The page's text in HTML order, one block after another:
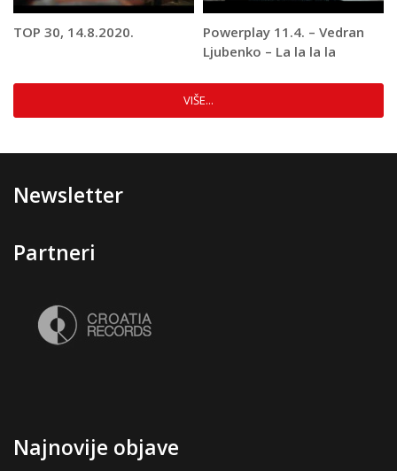
TOP 30, 14.8.2020.
Powerplay 11.4. – Vedran
Ljubenko – La la la la
VIŠE...
Newsletter
Partneri
Najnovije objave